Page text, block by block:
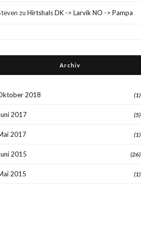
zuHirtshals DK -> Larvik NO -> Pampa
Archiv
2018 (1)
2017 (5)
2017 (1)
2015 (26)
2015 (1)